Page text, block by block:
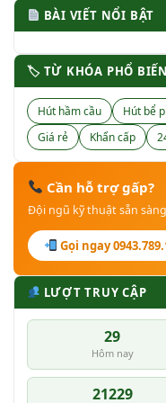
BÀI VIẾT NỔI BẬT
🏷 TỪ KHÓA PHỔ BIẾN
Hút hầm cầu Hút bể
Giá rẻ
Khẩn cấp
Cần hỗ trợ gấp?
Đội ngũ kỹ thuật sẵn
Gọi ngay
LƯỢT TRUY CẬP
29
Hôm nay
21229